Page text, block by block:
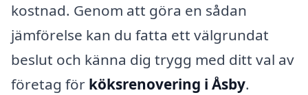
kostnad. Genom att göra en sådan
jämförelse kan du fatta ett välgrundat
beslut och känna dig trygg med ditt val av
företag för köksrenovering i Åsby.